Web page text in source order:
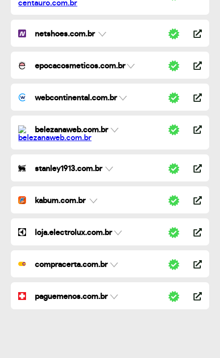
netshoes.com.br
epocacosmeticos.com.br
webcontinental.com.br
belezanaweb.com.br
stanley1913.com.br
kabum.com.br
loja.electrolux.com.br
compracerta.com.br
paguemenos.com.br